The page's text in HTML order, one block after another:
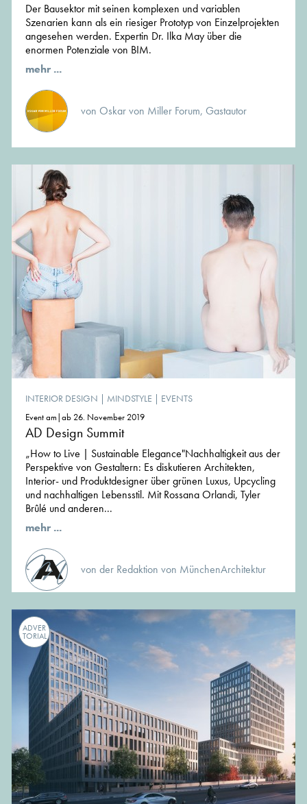
Der Bausektor mit seinen komplexen und variablen
Szenarien kann als ein riesiger Prototyp von Einzelprojekten
angesehen werden. Expertin Dr. Ilka May über die
enormen Potenziale von BIM.
mehr ...
von Oskar von Miller Forum, Gastautor
INTERIOR DESIGN | MINDSTYLE | EVENTS
Event am|ab 26. November 2019
AD Design Summit
„How to Live | Sustainable Elegance"Nachhaltigkeit aus der
Perspektive von Gestaltern: Es diskutieren Architekten,
Interior- und Produktdesigner über grünen Luxus, Upcycling
und nachhaltigen Lebensstil. Mit Rossana Orlandi, Tyler
Brûlé und anderen...
mehr ...
von der Redaktion von MünchenArchitektur
ADVER
TORIAL